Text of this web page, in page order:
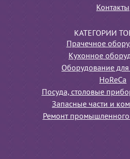
Контакты
КАТЕГОРИИ
Прачечное
Кухонное
Оборудование для
HoReCa
Посуда, столовые
Запасные части и
Ремонт